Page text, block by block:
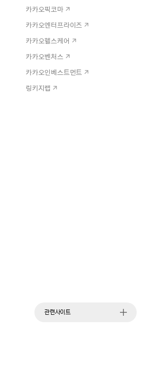
카카오픽코마
카카오엔터프라이즈
카카오헬스케어
카카오벤처스
카카오인베스트먼트
링키지랩
관련사이트